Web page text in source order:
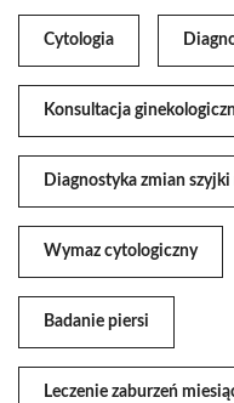
Cytologia
Konsultacja
Diagnostyka zmian
Wymaz cytologiczny
Badanie piersi
Leczenie zaburzeń